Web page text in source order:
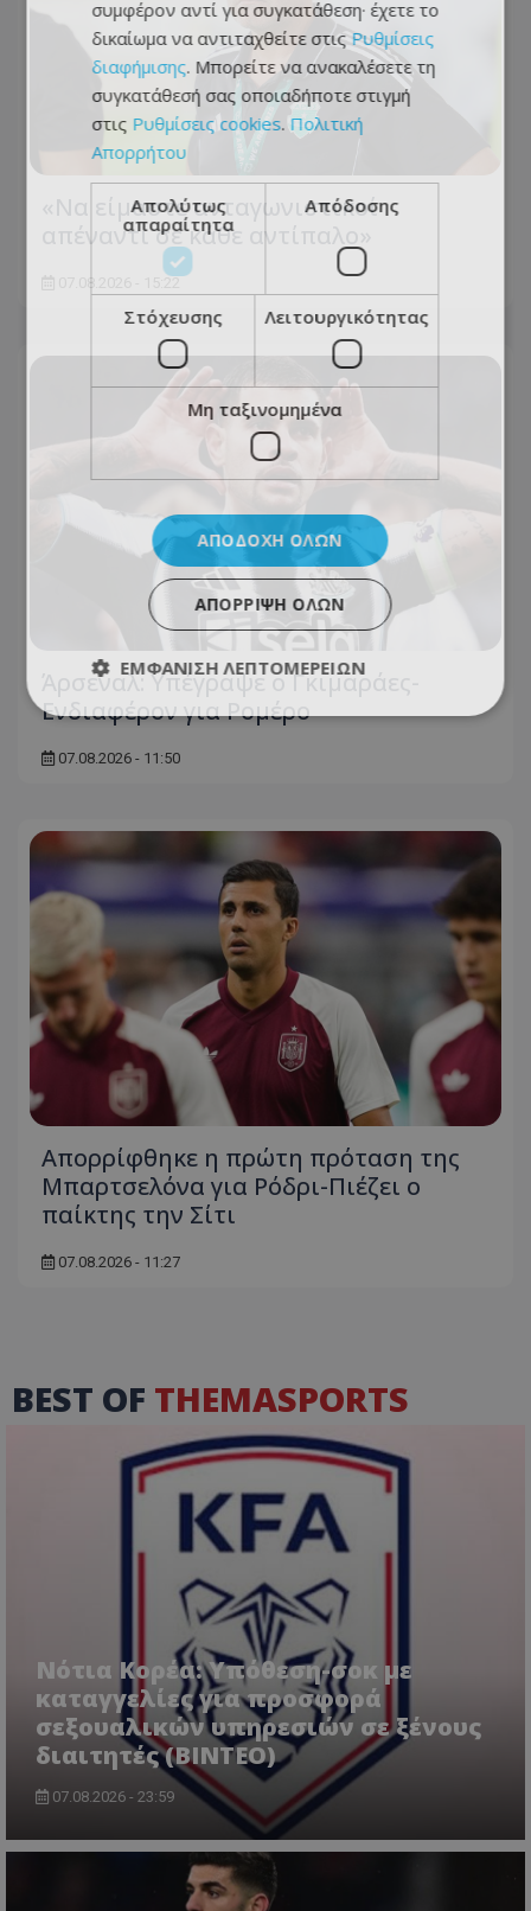
«Να είμαστε ανταγωνιστικοί
απέναντι σε κάθε αντίπαλο»
Άρσεναλ: Υπέγραψε ο Γκιμαράες-
Ενδιαφέρον για Ρομέρο
07.08.2026 - 11:50
Απορρίφθηκε η πρώτη πρόταση της
Μπαρτσελόνα για Ρόδρι-Πιέζει ο
παίκτης την Σίτι
07.08.2026 - 11:27
BEST OF THEMASPORTS
Νότια Κορέα: Υπόθεση-σοκ με
καταγγελίες για προσφορά
σεξουαλικών υπηρεσιών σε ξένους
διαιτητές (BINTEO)
07.08.2026 - 23:59
συμφέρον αντί για συγκατάθεση· έχετε το
δικαίωμα να αντιταχθείτε στις Ρυθμίσεις
διαφήμισης. Μπορείτε να ανακαλέσετε τη
συγκατάθεσή σας οποιαδήποτε στιγμή
στις Ρυθμίσεις cookies. Πολιτική
Απορρήτου
Απολύτως
απαραίτητα
Απόδοσης
Στόχευσης Λειτουργικότητας
Μη ταξινομημένα
ΑΠΟΔΟΧΉ ΌΛΩΝ
ΑΠΌΡΡΙΨΗ ΌΛΩΝ
ΕΜΦΆΝΙΣΗ ΛΕΠΤΟΜΕΡΕΙΏΝ